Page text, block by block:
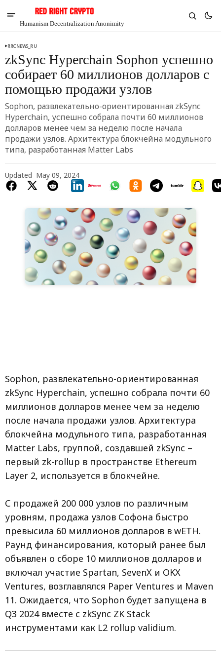
Humanism Decentralization Anonimity
Chia
$1.35
RRCNEWS_RU
zkSync Hyperchain Sophon успешно
собирает 60 миллионов долларов с
помощью продажи узлов
Sophon, развлекательно-ориентированная zkSync
Hyperchain, успешно собрала почти 60 миллионов
долларов менее чем за неделю после начала
продажи узлов. Архитектура блокчейна модульного
типа, разработанная Matter Labs
Updated May 09, 2024
Sophon, развлекательно-ориентированная
zkSync Hyperchain, успешно собрала почти 60
миллионов долларов менее чем за неделю
после начала продажи узлов. Архитектура
блокчейна модульного типа, разработанная
Matter Labs, группой, создавшей zkSync –
первый zk-rollup в пространстве Ethereum
Layer 2, используется в блокчейне.
С продажей 200 000 узлов по различным
уровням, продажа узлов Софона быстро
превысила 60 миллионов долларов в wETH.
Раунд финансирования, который ранее был
объявлен о сборе 10 миллионов долларов и
включал участие Spartan, SevenX и OKX
Ventures, возглавлялся Paper Ventures и Maven
11. Ожидается, что Sophon будет запущена в
Q3 2024 вместе с zkSync ZK Stack
инструментами как L2 rollup validium.